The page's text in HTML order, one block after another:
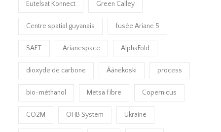
Eutelsat Konnect Green Calley
Centre spatial guyanais fusée Ariane 5
SAFT Arianespace AlphaFold
dioxyde de carbone Äänekoski process
bio-méthanol Metsä Fibre Copernicus
CO2M OHB System Ukraine